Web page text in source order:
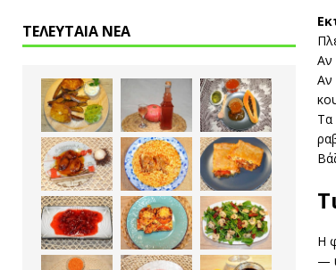
Αν
Αν
Τα
Η
—
ΤΕΛΕΥΤΑΙΑ ΝΕΑ